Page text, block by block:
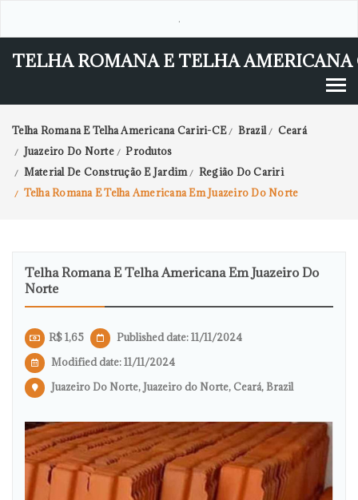
.
TELHA ROMANA E TELHA AMERICANA
Telha Romana E Telha Americana Cariri-CE / Brazil / Ceará
/ Juazeiro Do Norte / Produtos
/ Material De Construção E Jardim / Região Do Cariri
/ Telha Romana E Telha Americana Em Juazeiro Do Norte
Telha Romana E Telha Americana Em Juazeiro Do
Norte
R$ 1,65
Published date: 11/11/2024
Modified date:11/11/2024
Juazeiro Do Norte, Juazeiro do Norte, Ceará, Brazil